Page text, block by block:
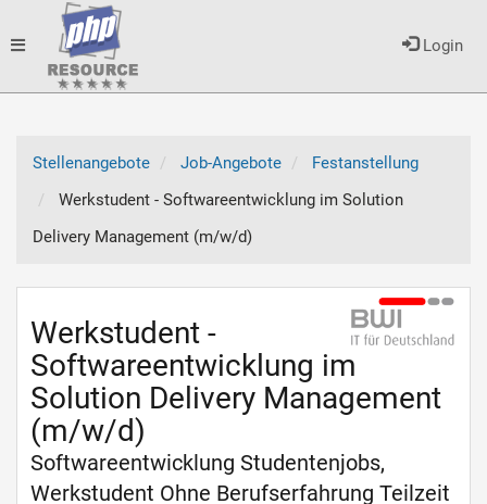
Login
Toggle
Stellenangebote
Job-Angebote
Festanstellung
Werkstudent - Softwareentwicklung im Solution
Delivery Management (m/w/d)
Werkstudent -
Softwareentwicklung im
Solution Delivery Management
(m/w/d)
Softwareentwicklung Studentenjobs,
Werkstudent Ohne Berufserfahrung Teilzeit